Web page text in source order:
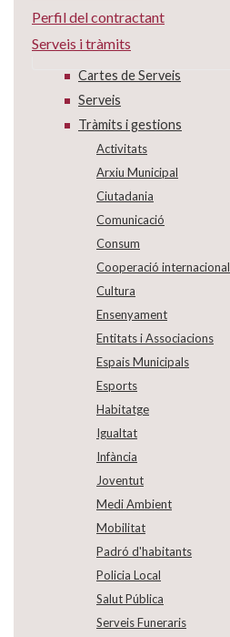
Perfil del contractant
Serveis i tràmits
Cartes de Serveis
Serveis
Tràmits i gestions
Activitats
Arxiu Municipal
Ciutadania
Comunicació
Consum
Cooperació internacional
Cultura
Ensenyament
Entitats i Associacions
Espais Municipals
Esports
Habitatge
Igualtat
Infància
Joventut
Medi Ambient
Mobilitat
Padró d'habitants
Policia Local
Salut Pública
Serveis Funeraris